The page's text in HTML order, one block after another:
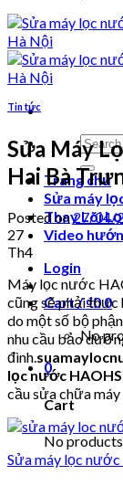
Search
for:
Trang chủ
Sửa máy
Thay Lõi
Video
Login
Cart /₫00
No
0
Cart
No
Tin tức
Sửa Máy
Hai Bà
Posted on27/04/
27
Th4
Máy lọc nước
cũng sẽ phải thực
do một số bộ
nhu cầu bảo
đình.
lọc nước
cầu sửa chữa
Sửa máy lọc